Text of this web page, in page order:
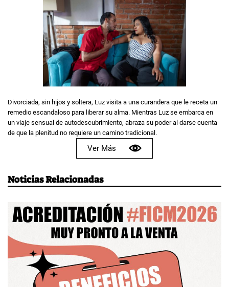
Divorciada, sin hijos y soltera, Luz visita a una curandera que le receta un
remedio escandaloso para liberar su alma. Mientras Luz se embarca en
un viaje sensual de autodescubrimiento, abraza su poder al darse cuenta
de que la plenitud no requiere un camino tradicional.
Ver Más
Noticias Relacionadas